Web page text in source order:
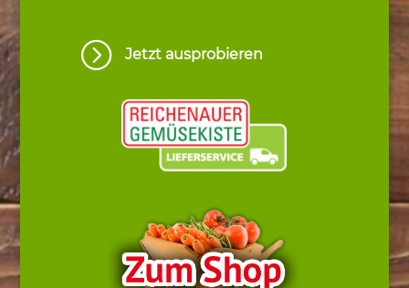
= Jetzt ausprobieren